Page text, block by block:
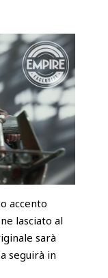
accento
lasciato al
sarà
seguirà in